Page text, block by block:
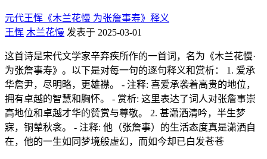
元代王恽《木兰花慢 为张詹事寿》释义
王恽 木兰花慢 发表于 2025-03-01
这首诗是宋代文学家辛弃疾所作的一首词，名为《木兰花慢·
为张詹事寿》。以下是对每一句的逐句释义和赏析： 1. 爱承
华詹尹，尽明略，更雄襟。 - 注释: 喜爱承袭着高贵的地位，
拥有卓越的智慧和胸怀。 - 赏析: 这里表达了词人对张詹事崇
高地位和卓越才华的赞赏与尊敬。 2. 甚潇洒清吟，半生梦
寐，铜辇秋衾。 - 注释: 他（张詹事）的生活态度真是潇洒自
在，他的一生如同梦境般虚幻，而如今却已白发苍苍